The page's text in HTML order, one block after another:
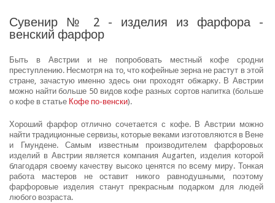
Сувенир № 2 - изделия из фарфора -
венский фарфор
Быть в Австрии и не попробовать местный кофе сродни
преступлению. Несмотря на то, что кофейные зерна не растут в этой
стране, зачастую именно здесь они проходят обжарку. В Австрии
можно найти больше 50 видов кофе разных сортов напитка (больше
о кофе в статье Кофе по-венски).
Хороший фарфор отлично сочетается с кофе. В Австрии можно
найти традиционные сервизы, которые веками изготовляются в Вене
и Гмундене. Самым известным производителем фарфоровых
изделий в Австрии является компания Augarten, изделия которой
благодаря своему качеству высоко ценятся по всему миру. Тонкая
работа мастеров не оставит никого равнодушными, поэтому
фарфоровые изделия станут прекрасным подарком для людей
любого возраста.